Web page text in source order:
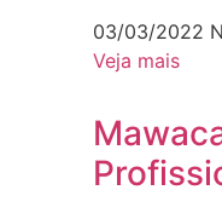
03/03/2022
Veja mais